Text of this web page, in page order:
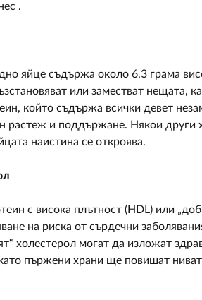
.
яйце съдържа около 6,3 грама
или заместват нещата,
който съдържа всички девет
растеж и поддържане. Някои
наистина се откроява.
с висока плътност (HDL) или
на риска от сърдечни
холестерол могат да изложат
пържени храни ще повишат